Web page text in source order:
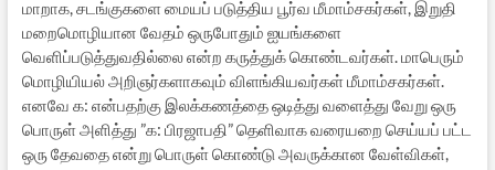
மாறாக, சடங்குகளை மையப் படுத்திய பூர்வ மீமாம்சகர்கள், இறுதி
மறைமொழியான வேதம் ஒருபோதும் ஐயங்களை
வெளிப்படுத்துவதில்லை என்ற கருத்துக் கொண்டவர்கள். மாபெரும்
மொழியியல் அறிஞர்களாகவும் விளங்கியவர்கள் மீமாம்சகர்கள்.
எனவே க: என்பதற்கு இலக்கணத்தை ஒடித்து வளைத்து வேறு ஒரு
பொருள் அளித்து ”க: பிரஜாபதி” தெளிவாக வரையறை செய்யப் பட்ட
ஒரு தேவதை என்று பொருள் கொண்டு அவருக்கான வேள்விகள்,